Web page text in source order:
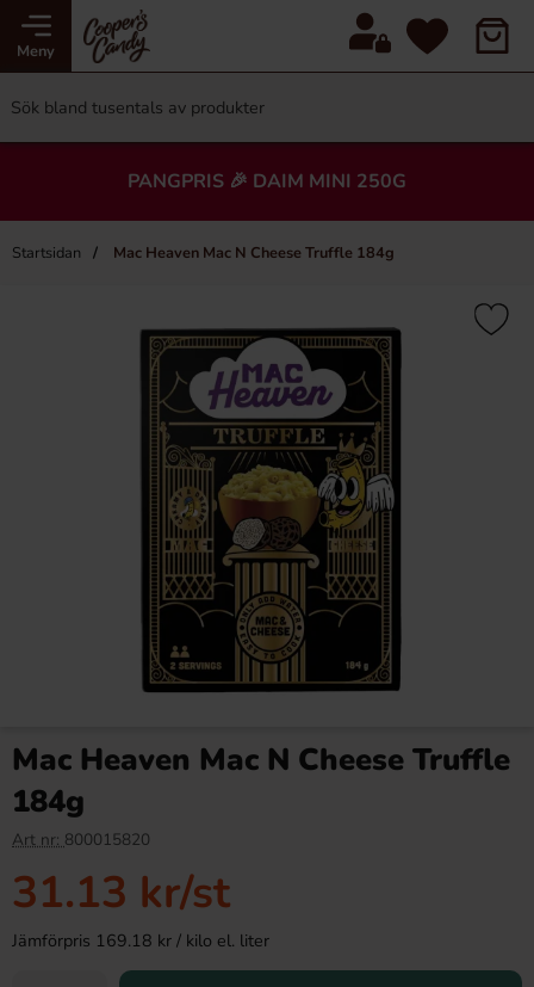
Meny
PANGPRIS 🎉 DAIM MINI 250G
Startsidan Mac Heaven Mac N Cheese Truffle 184g
Mac Heaven Mac N Cheese Truffle
184g
Art nr: 800015820
31.13 kr/st
Jämförpris 169.18 kr / kilo el. liter